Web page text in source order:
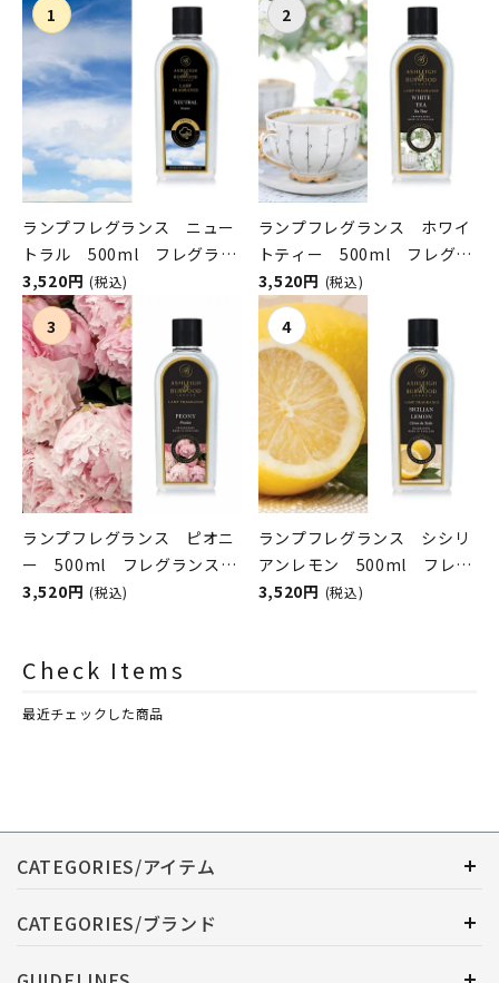
ランプフレグランス ニュー
トラル 500ml フレグラン
スランプ用オイル
ASHLEIGH&BURWOOD（ア
シュレイアンドバーウッド）
3,520円 (税込)
ランプフレグランス ホワイ
トティー 500ml フレグラ
ンスランプ用オイル
ASHLEIGH&BURWOOD（ア
シュレイアンドバーウッド）
3,520円 (税込)
ランプフレグランス ピオニ
ー 500ml フレグランスラ
ンプ用オイル
3,520円 (税込)
ランプフレグランス シシリ
アンレモン 500ml フレグ
ランスランプ用オイル
3,520円 (税込)
Check Items
最近チェックした商品
CATEGORIES/アイテム
CATEGORIES/ブランド